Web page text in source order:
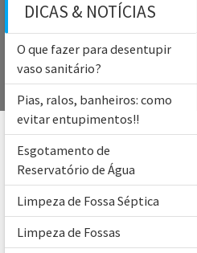
DICAS & NOTÍCIAS
O que fazer para desentupir
vaso sanitário?
Pias, ralos, banheiros: como
evitar entupimentos!!
Esgotamento de
Reservatório de Água
Limpeza de Fossa Séptica
Limpeza de Fossas